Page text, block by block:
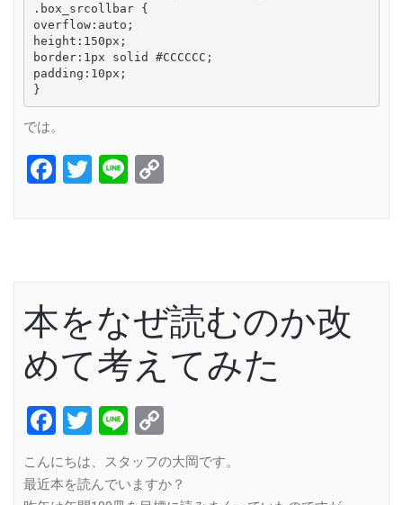
.box_srcollbar {
overflow:auto;
height:150px;
border:1px solid #CCCCCC;
padding:10px;
}
では。
Facebook
Twitter
Line
本をなぜ読むのか改
めて考えてみた
Facebook
Twitter
Line
Link
こんにちは、スタッフの大岡です。
最近本を読んでいますか？